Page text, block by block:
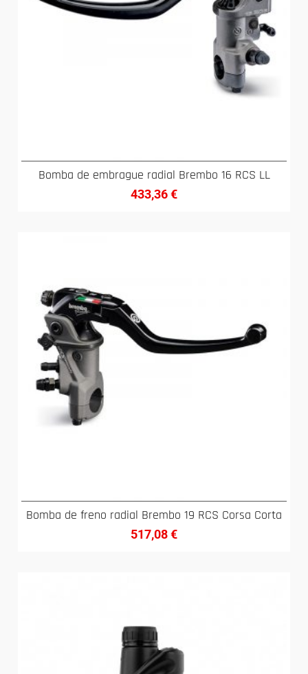
Bomba de embrague radial Brembo 16 RCS LL
433,36€
Bomba de freno radial Brembo 19 RCS Corsa Corta
517,08€